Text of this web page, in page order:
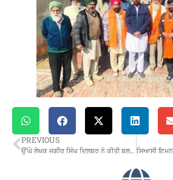
PREVIOUS
ਉੱਘੇ ਲੇਖਕ ਜਗੀਰ ਸਿੰਘ ਦਿਲਬਰ ਨੇ ਕੀਤੀ ਬਲਜੀਤ ਬਡਬਰ ਦੀ ਹਮਾਇਤ